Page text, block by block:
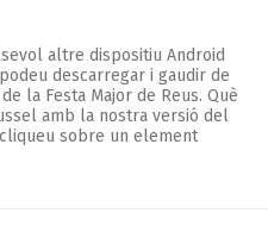
altre dispositiu Android
descarregar i gaudir de
la Festa Major de Reus. Què
amb la nostra versió del
sobre un element